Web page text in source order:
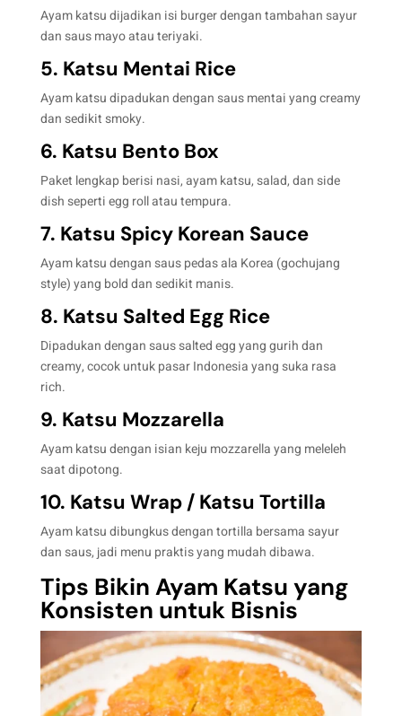
Ayam katsu dijadikan isi burger dengan tambahan sayur
dan saus mayo atau teriyaki.
5. Katsu Mentai Rice
Ayam katsu dipadukan dengan saus mentai yang creamy
dan sedikit smoky.
6. Katsu Bento Box
Paket lengkap berisi nasi, ayam katsu, salad, dan side
dish seperti egg roll atau tempura.
7. Katsu Spicy Korean Sauce
Ayam katsu dengan saus pedas ala Korea (gochujang
style) yang bold dan sedikit manis.
8. Katsu Salted Egg Rice
Dipadukan dengan saus salted egg yang gurih dan
creamy, cocok untuk pasar Indonesia yang suka rasa
rich.
9. Katsu Mozzarella
Ayam katsu dengan isian keju mozzarella yang meleleh
saat dipotong.
10. Katsu Wrap / Katsu Tortilla
Ayam katsu dibungkus dengan tortilla bersama sayur
dan saus, jadi menu praktis yang mudah dibawa.
Tips Bikin Ayam Katsu yang
Konsisten untuk Bisnis